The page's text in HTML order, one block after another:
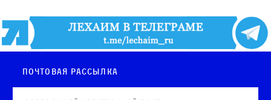
Почтовая рассылка